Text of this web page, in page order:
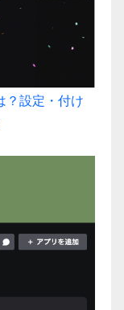
？設定・付け